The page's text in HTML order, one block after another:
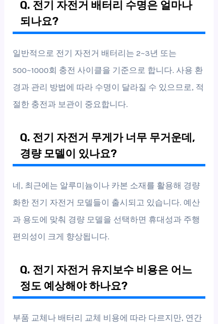
Q. 전기 자전거 배터리 수명은 얼마나
되나요?
일반적으로 전기 자전거 배터리는 2~3년 또는
500~1000회 충전 사이클을 기준으로 합니다. 사용 환
경과 관리 방법에 따라 수명이 달라질 수 있으므로, 적
절한 충전과 보관이 중요합니다.
Q. 전기 자전거 무게가 너무 무거운데,
경량 모델이 있나요?
네, 최근에는 알루미늄이나 카본 소재를 활용해 경량
화한 전기 자전거 모델들이 출시되고 있습니다. 예산
과 용도에 맞춰 경량 모델을 선택하면 휴대성과 주행
편의성이 크게 향상됩니다.
Q. 전기 자전거 유지보수 비용은 어느
정도 예상해야 하나요?
부품 교체나 배터리 교체 비용에 따라 다르지만, 연간